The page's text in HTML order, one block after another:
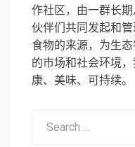
作社区，由一群长
伙伴们共同发起和
食物的来源，为生
的市场和社会环境
康、美味、可持续。